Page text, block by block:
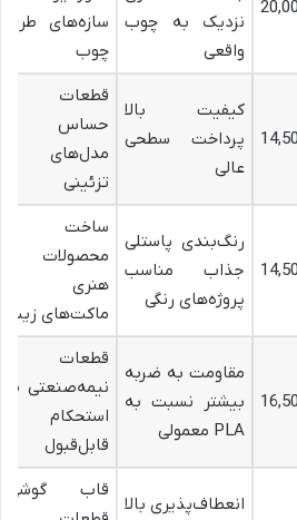
نزدیک به چوب
واقعی
سازه‌های طرح
چوب
کیفیت بالا
پرداخت سطحی
عالی
قطعات
حساس
مدل‌های
تزئینی
رنگ‌بندی پاستلی
جذاب مناسب
پروژه‌های رنگی
ساخت
محصولات
هنری
ماکت‌های زیبا
مقاومت به ضربه
بیشتر نسبت به
PLA معمولی
قطعات
نیمه‌صنعتی با
استحکام
قابل‌قبول
انعطاف‌پذیری بالا
قاب گوشی